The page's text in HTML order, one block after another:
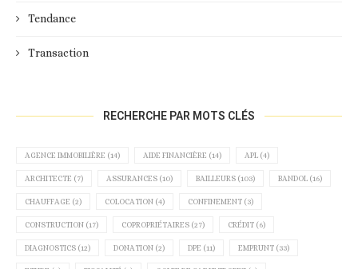
Tendance
Transaction
RECHERCHE PAR MOTS CLÉS
AGENCE IMMOBILIÈRE (14) AIDE FINANCIÈRE (14) APL (4)
ARCHITECTE (7) ASSURANCES (10) BAILLEURS (103) BANDOL (16)
CHAUFFAGE (2) COLOCATION (4) CONFINEMENT (3)
CONSTRUCTION (17) COPROPRIÉTAIRES (27) CRÉDIT (6)
DIAGNOSTICS (12) DONATION (2) DPE (11) EMPRUNT (33)